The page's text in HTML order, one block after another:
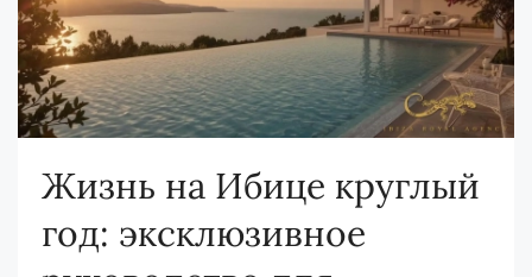
Жизнь на Ибице круглый
год: эксклюзивное